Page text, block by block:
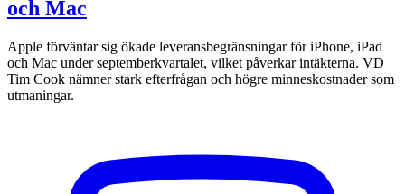
och Mac
Apple förväntar sig ökade leveransbegränsningar för iPhone, iPad
och Mac under septemberkvartalet, vilket påverkar intäkterna. VD
Tim Cook nämner stark efterfrågan och högre minneskostnader som
utmaningar.